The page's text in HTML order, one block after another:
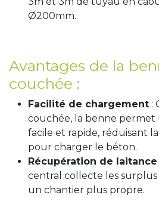
Ø200mm.
Avantages de la
couchée :
Facilité de chargement :
couchée, la benne permet
facile et rapide, réduisant
pour charger le béton.
Récupération de laitance
central collecte les surplus
un chantier plus propre.